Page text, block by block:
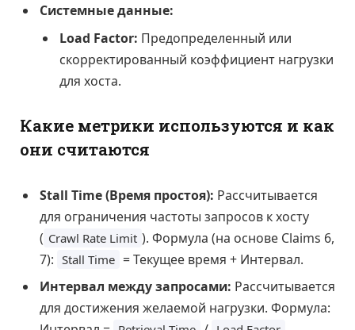
Системные данные:
Load Factor: Предопределенный или
скорректированный коэффициент нагрузки
для хоста.
Какие метрики используются и как
они считаются
Stall Time (Время простоя): Рассчитывается
для ограничения частоты запросов к хосту
( Crawl Rate Limit ). Формула (на основе Claims 6,
7): Stall Time = Текущее время + Интервал.
Интервал между запросами: Рассчитывается
для достижения желаемой нагрузки. Формула: